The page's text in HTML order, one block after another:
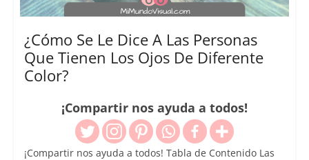
¿Cómo Se Le Dice A Las Personas
Que Tienen Los Ojos De Diferente
Color?
¡Compartir nos ayuda a todos!
¡Compartir nos ayuda a todos! Tabla de Contenido Las